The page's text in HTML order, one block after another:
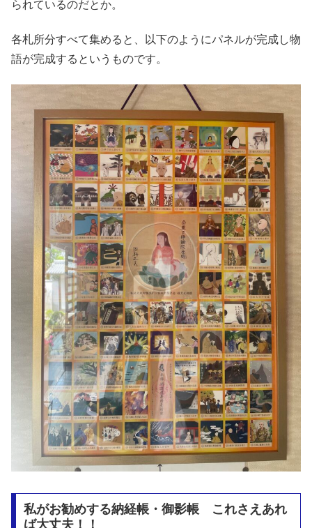
られているのだとか。
各札所分すべて集めると、以下のようにパネルが完成し物
語が完成するというものです。
私がお勧めする納経帳・御影帳 これさえあれ
ば大丈夫！！